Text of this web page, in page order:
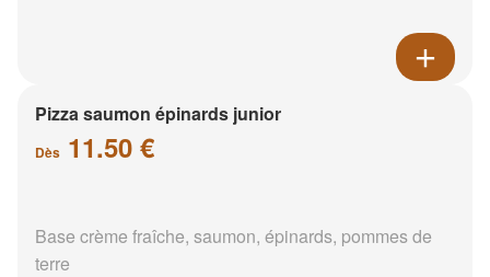
Pizza saumon épinards junior
Dès 11.50 €
Base crème fraîche, saumon, épinards, pommes de
terre